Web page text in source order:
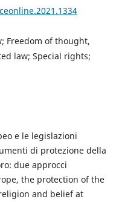
Freedom of thought,
law; Special rights;
e le legislazioni
di protezione della
due approcci
the protection of the
and belief at